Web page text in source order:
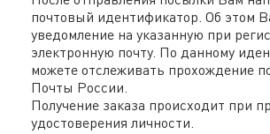
почтовый идентификатор. Об этом
уведомление на указанную при
электронную почту. По данному
можете отслеживать прохождение
Почты России.
Получение заказа происходит при
удостоверения личности.